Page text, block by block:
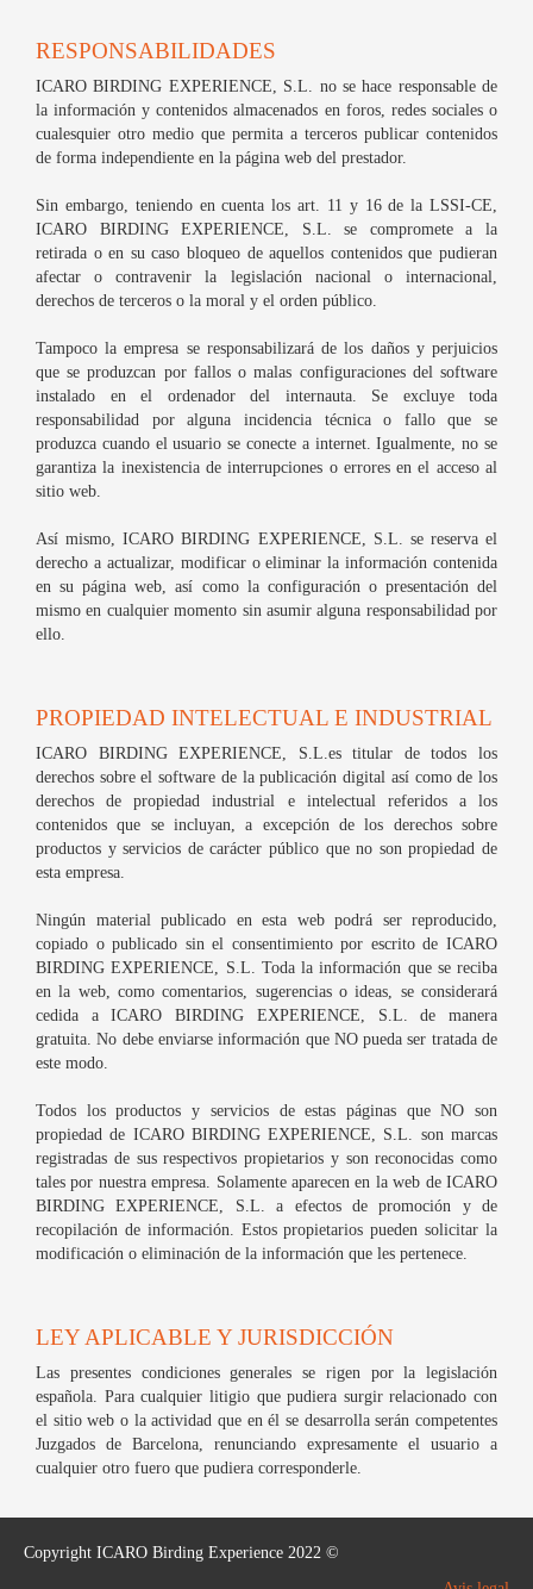
RESPONSABILIDADES
ICARO BIRDING EXPERIENCE, S.L. no se hace responsable de
la información y contenidos almacenados en foros, redes sociales o
cualesquier otro medio que permita a terceros publicar contenidos
de forma independiente en la página web del prestador.
Sin embargo, teniendo en cuenta los art. 11 y 16 de la LSSI-CE,
ICARO BIRDING EXPERIENCE, S.L. se compromete a la
retirada o en su caso bloqueo de aquellos contenidos que pudieran
afectar o contravenir la legislación nacional o internacional,
derechos de terceros o la moral y el orden público.
Tampoco la empresa se responsabilizará de los daños y perjuicios
que se produzcan por fallos o malas configuraciones del software
instalado en el ordenador del internauta. Se excluye toda
responsabilidad por alguna incidencia técnica o fallo que se
produzca cuando el usuario se conecte a internet. Igualmente, no se
garantiza la inexistencia de interrupciones o errores en el acceso al
sitio web.
Así mismo, ICARO BIRDING EXPERIENCE, S.L. se reserva el
derecho a actualizar, modificar o eliminar la información contenida
en su página web, así como la configuración o presentación del
mismo en cualquier momento sin asumir alguna responsabilidad por
ello.
PROPIEDAD INTELECTUAL E INDUSTRIAL
ICARO BIRDING EXPERIENCE, S.L.es titular de todos los
derechos sobre el software de la publicación digital así como de los
derechos de propiedad industrial e intelectual referidos a los
contenidos que se incluyan, a excepción de los derechos sobre
productos y servicios de carácter público que no son propiedad de
esta empresa.
Ningún material publicado en esta web podrá ser reproducido,
copiado o publicado sin el consentimiento por escrito de ICARO
BIRDING EXPERIENCE, S.L. Toda la información que se reciba
en la web, como comentarios, sugerencias o ideas, se considerará
cedida a ICARO BIRDING EXPERIENCE, S.L. de manera
gratuita. No debe enviarse información que NO pueda ser tratada de
este modo.
Todos los productos y servicios de estas páginas que NO son
propiedad de ICARO BIRDING EXPERIENCE, S.L. son marcas
registradas de sus respectivos propietarios y son reconocidas como
tales por nuestra empresa. Solamente aparecen en la web de ICARO
BIRDING EXPERIENCE, S.L. a efectos de promoción y de
recopilación de información. Estos propietarios pueden solicitar la
modificación o eliminación de la información que les pertenece.
LEY APLICABLE Y JURISDICCIÓN
Las presentes condiciones generales se rigen por la legislación
española. Para cualquier litigio que pudiera surgir relacionado con
el sitio web o la actividad que en él se desarrolla serán competentes
Juzgados de Barcelona, renunciando expresamente el usuario a
cualquier otro fuero que pudiera corresponderle.
Copyright ICARO Birding Experience 2022 ©